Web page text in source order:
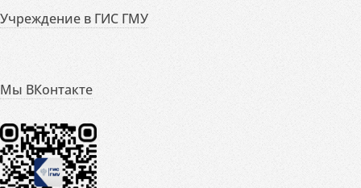
Учреждение в ГИС ГМУ
Мы ВКонтакте